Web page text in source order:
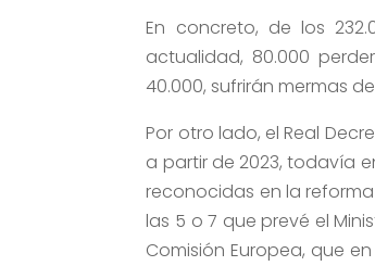
En concreto, de los
actualidad, 80.000
40.000, sufrirán mermas
Por otro lado, el Real
a partir de 2023, todavía
reconocidas en la
las 5 o 7 que prevé el
Comisión Europea, que